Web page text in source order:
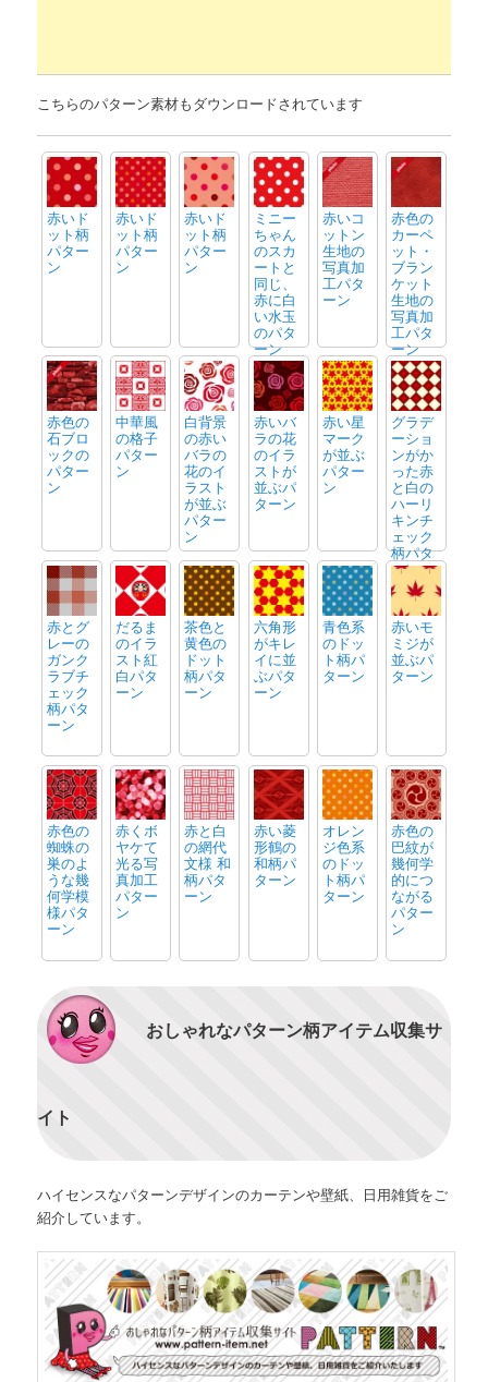
こちらのパターン素材もダウンロードされています
赤いド
ット柄
パター
ン
赤いド
ット柄
パター
ン
赤いド
ット柄
パター
ン
ミニー
ちゃん
のスカ
ートと
同じ、
赤に白
い水玉
のパタ
ーン
赤いコ
ットン
生地の
写真加
工パタ
ーン
赤色の
カーペ
ット・
ブラン
ケット
生地の
写真加
工パタ
ーン
赤色の
石ブロ
ックの
パター
ン
中華風
の格子
パター
ン
白背景
の赤い
バラの
花のイ
ラスト
が並ぶ
パター
ン
赤いバ
ラの花
のイラ
ストが
並ぶパ
ターン
赤い星
マーク
が並ぶ
パター
ン
グラデ
ーショ
ンがか
った赤
と白の
ハーリ
キンチ
ェック
柄パタ
ーン
赤とグ
レーの
ガンク
ラブチ
ェック
柄パタ
ーン
だるま
のイラ
スト紅
白パタ
ーン
茶色と
黄色の
ドット
柄パタ
ーン
六角形
がキレ
イに並
ぶパタ
ーン
青色系
のドッ
ト柄パ
ターン
赤いモ
ミジが
並ぶパ
ターン
赤色の
蜘蛛の
巣のよ
うな幾
何学模
様パタ
ーン
赤くボ
ヤケて
光る写
真加工
パター
ン
赤と白
の網代
文様 和
柄パタ
ーン
赤い菱
形鶴の
和柄パ
ターン
オレン
ジ色系
のドッ
ト柄パ
ターン
赤色の
巴紋が
幾何学
的につ
ながる
パター
ン
おしゃれなパターン柄アイテム収集サ
イト
ハイセンスなパターンデザインのカーテンや壁紙、日用雑貨をご
紹介しています。